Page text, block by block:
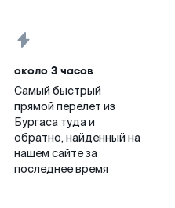
около 3 часов
Самый быстрый
прямой перелет из
Бургаса туда и
обратно, найденный на
нашем сайте за
последнее время